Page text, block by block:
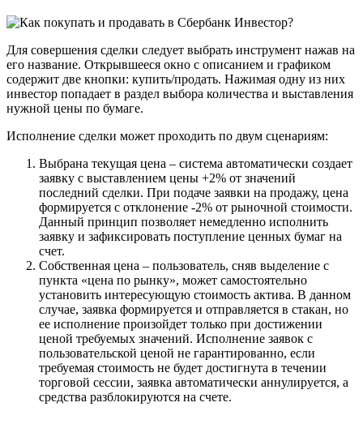
Для совершения сделки следует выбрать инструмент нажав на
его название. Открывшееся окно с описанием и графиком
содержит две кнопки: купить/продать. Нажимая одну из них
инвестор попадает в раздел выбора количества и выставления
нужной цены по бумаге.
Исполнение сделки может проходить по двум сценариям:
Выбрана текущая цена – система автоматически создает
заявку с выставлением цены +2% от значений
последний сделки. При подаче заявки на продажу, цена
формируется с отклонение -2% от рыночной стоимости.
Данный принцип позволяет немедленно исполнить
заявку и зафиксировать поступление ценных бумаг на
счет.
Собственная цена – пользователь, сняв выделение с
пункта «цена по рынку», может самостоятельно
установить интересующую стоимость актива. В данном
случае, заявка формируется и отправляется в стакан, но
ее исполнение произойдет только при достижении
ценой требуемых значений. Исполнение заявок с
пользовательской ценой не гарантированно, если
требуемая стоимость не будет достигнута в течении
торговой сессии, заявка автоматически аннулируется, а
средства разблокируются на счете.